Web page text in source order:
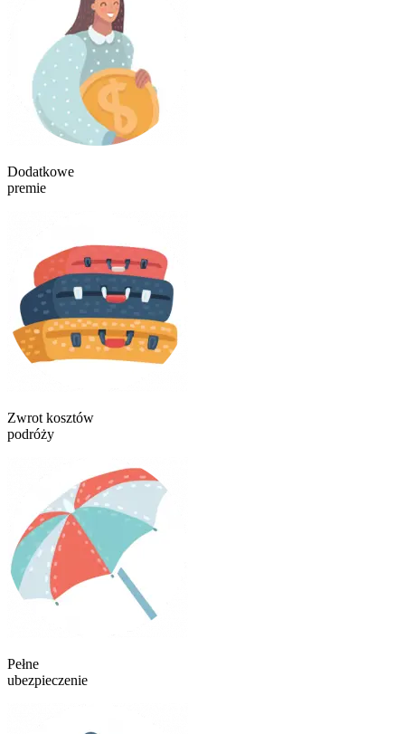
Dodatkowe
premie
Zwrot kosztów
podróży
Pełne
ubezpieczenie